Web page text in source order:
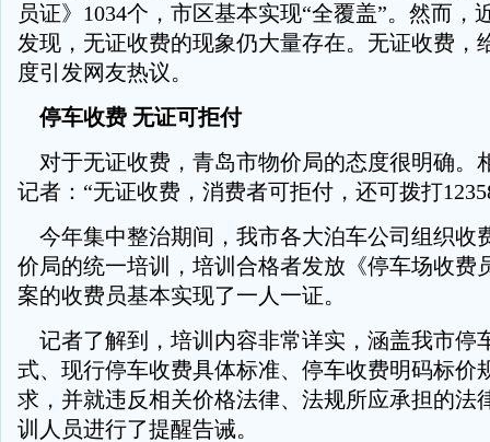
员证》1034个，市区基本实现“全覆盖”。然而，
发现，无证收费的现象仍大量存在。无证收费，
度引发网友热议。
停车收费 无证可拒付
对于无证收费，青岛市物价局的态度很明确。
记者：“无证收费，消费者可拒付，还可拨打
今年集中整治期间，我市各大泊车公司组织收
价局的统一培训，培训合格者发放《停车场收费
案的收费员基本实现了一人一证。
记者了解到，培训内容非常详实，涵盖我市停
式、现行停车收费具体标准、停车收费明码标价
求，并就违反相关价格法律、法规所应承担的法
训人员进行了提醒告诫。